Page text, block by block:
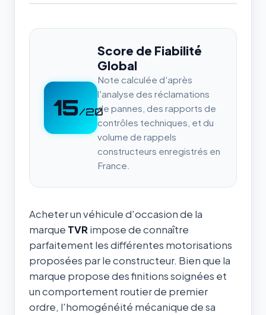
15/20
Score de Fiabilité
Global
Note calculée d'après
l'analyse des réclamations
de pannes, des rapports de
contrôles techniques, et du
volume de rappels
constructeurs enregistrés en
France.
Acheter un véhicule d'occasion de la
marque TVR impose de connaître
parfaitement les différentes motorisations
proposées par le constructeur. Bien que la
marque propose des finitions soignées et
un comportement routier de premier
ordre, l'homogénéité mécanique de sa